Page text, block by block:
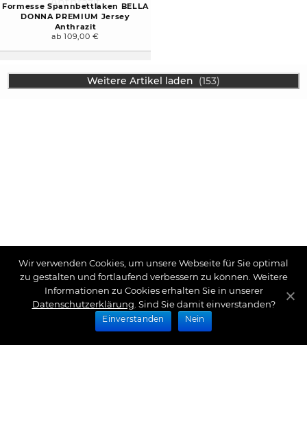
Formesse Spannbettlaken BELLA
DONNA PREMIUM Jersey
Anthrazit
ab 109,00 €
Weitere Artikel laden (153)
Wir verwenden Cookies, um unsere Webseite für Sie optimal
zu gestalten und fortlaufend verbessern zu können. Weitere
Informationen zu Cookies erhalten Sie in unserer
Datenschutzerklärung . Sind Sie damit einverstanden?
Einverstanden Nein